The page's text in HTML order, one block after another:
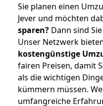
Sie planen einen
Jever und möchten
sparen? Dann sind
Unser Netzwerk
kostengünstige
fairen Preisen, damit
als die wichtigen
kümmern müssen.
umfangreiche